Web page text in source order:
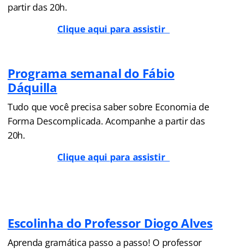
partir das 20h.
Clique aqui para assistir
Programa semanal do Fábio
Dáquilla
Tudo que você precisa saber sobre Economia de
Forma Descomplicada. Acompanhe a partir das
20h.
Clique aqui para assistir
Escolinha do Professor Diogo Alves
Aprenda gramática passo a passo! O professor